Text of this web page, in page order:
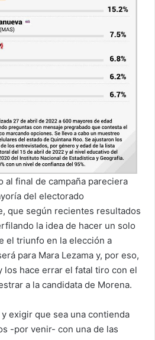
al final de campaña pareciera
del electorado
que según recientes resultados
la idea de hacer un solo
el triunfo en la elección a
para Mara Lezama y, por eso,
los hace errar el fatal tiro con el
a la candidata de Morena.
exigir que sea una contienda
-por venir- con una de las